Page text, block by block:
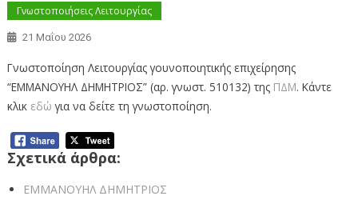
Γνωστοποιήσεις Λειτουργίας
21 Μαΐου 2026
Γνωστοποίηση Λειτουργίας γουνοποιητικής επιχείρησης
“ΕΜΜΑΝΟΥΗΛ ΔΗΜΗΤΡΙΟΣ” (αρ. γνωστ. 510132) τηςΠΔΜ. Κάντε
κλικ εδώ για να δείτε τη γνωστοποίηση.
Σχετικά άρθρα:
ΕΜΜΑΝΟΥΗΛ ΔΗΜΗΤΡΙΟΣ